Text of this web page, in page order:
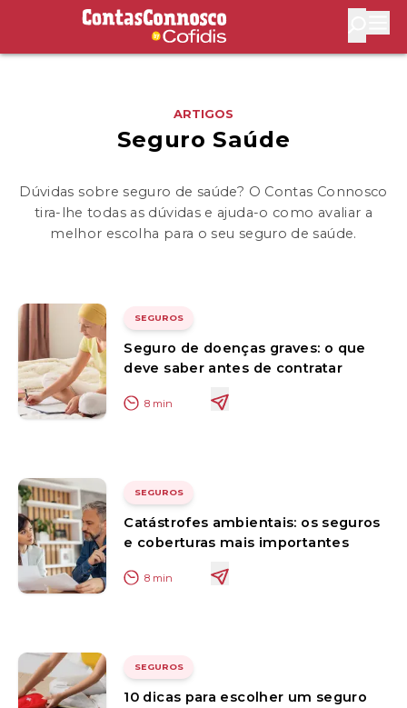
Contas Connosco by Cofidis
ARTIGOS
Seguro Saúde
Dúvidas sobre seguro de saúde? O Contas Connosco
tira-lhe todas as dúvidas e ajuda-o como avaliar a
melhor escolha para o seu seguro de saúde.
SEGUROS
Seguro de doenças graves: o que
deve saber antes de contratar
8 min
SEGUROS
Catástrofes ambientais: os seguros
e coberturas mais importantes
8 min
SEGUROS
10 dicas para escolher um seguro